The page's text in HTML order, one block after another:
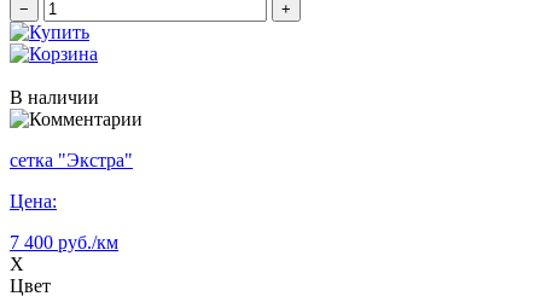
− +
В наличии
сетка "Экстра"
Цена:
7 400 руб./км
X
Цвет